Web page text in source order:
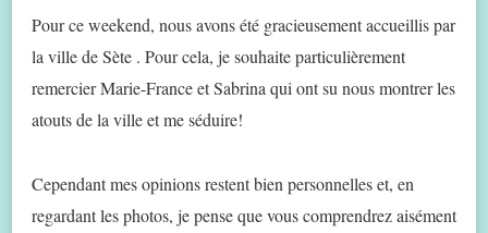
Pour ce weekend, nous avons été gracieusement accueillis par
la ville de Sète . Pour cela, je souhaite particulièrement
remercier Marie-France et Sabrina qui ont su nous montrer les
atouts de la ville et me séduire!
Cependant mes opinions restent bien personnelles et, en
regardant les photos, je pense que vous comprendrez aisément